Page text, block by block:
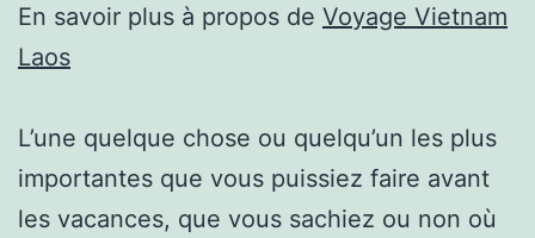
En savoir plus à propos de Voyage Vietnam
Laos
L’une quelque chose ou quelqu’un les plus
importantes que vous puissiez faire avant
les vacances, que vous sachiez ou non où